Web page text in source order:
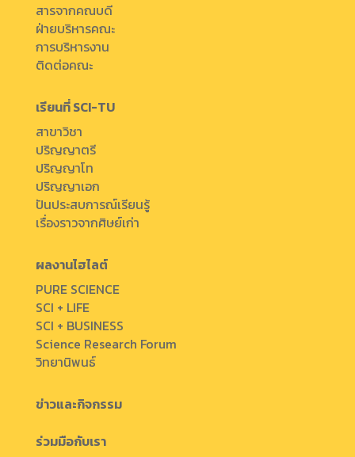
สารจากคณบดี
ฝ่ายบริหารคณะ
การบริหารงาน
ติดต่อคณะ
เรียนที่ SCI-TU
สาขาวิชา
ปริญญาตรี
ปริญญาโท
ปริญญาเอก
ปันประสบการณ์เรียนรู้
เรื่องราวจากศิษย์เก่า
ผลงานไฮไลต์
PURE SCIENCE
SCI + LIFE
SCI + BUSINESS
Science Research Forum
วิทยานิพนธ์
ข่าวและกิจกรรม
ร่วมมือกับเรา